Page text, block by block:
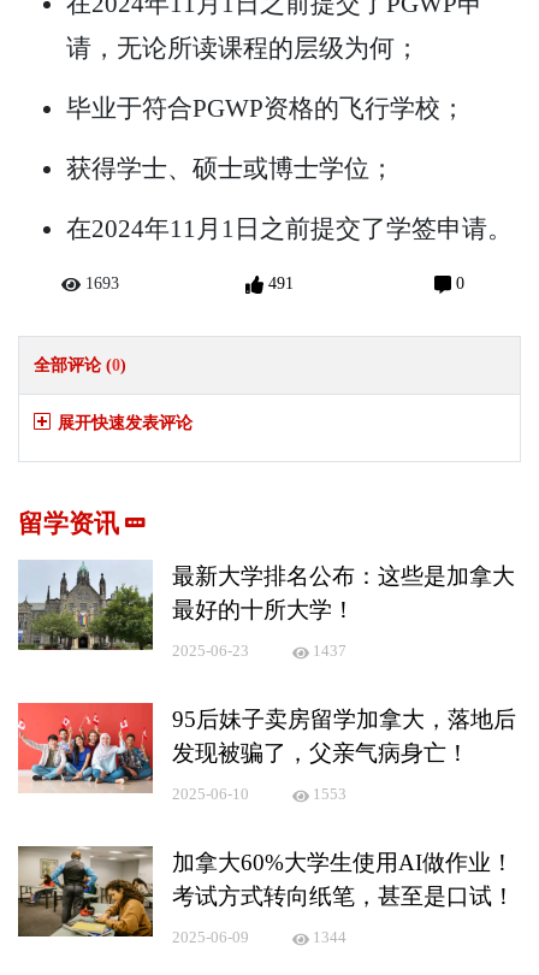
请，无论所读课程的层级为何；
毕业于符合PGWP资格的飞行学校；
获得学士、硕士或博士学位；
在2024年11月1日之前提交了学签申请。
1693 491 0
全部评论 (0)
展开快速发表评论
留学资讯
最新大学排名公布：这些是加拿大
最好的十所大学！
2025-06-23 1437
95后妹子卖房留学加拿大，落地后
发现被骗了，父亲气病身亡！
2025-06-10 1553
加拿大60%大学生使用AI做作业！
考试方式转向纸笔，甚至是口试！
2025-06-09 1344